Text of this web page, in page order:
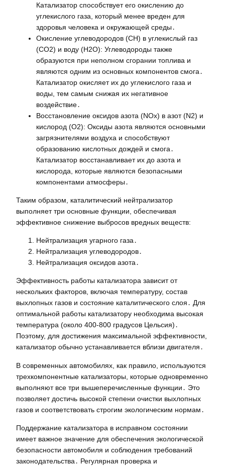
Катализатор способствует его окислению до
углекислого газа, который менее вреден для
здоровья человека и окружающей среды․
Окисление углеводородов (CH) в углекислый газ
(CO2) и воду (H2O): Углеводороды также
образуются при неполном сгорании топлива и
являются одним из основных компонентов смога․
Катализатор окисляет их до углекислого газа и
воды, тем самым снижая их негативное
воздействие․
Восстановление оксидов азота (NOx) в азот (N2) и
кислород (O2): Оксиды азота являются основными
загрязнителями воздуха и способствуют
образованию кислотных дождей и смога․
Катализатор восстанавливает их до азота и
кислорода, которые являются безопасными
компонентами атмосферы․
Таким образом, каталитический нейтрализатор
выполняет три основные функции, обеспечивая
эффективное снижение выбросов вредных веществ:
Нейтрализация угарного газа․
Нейтрализация углеводородов․
Нейтрализация оксидов азота․
Эффективность работы катализатора зависит от
нескольких факторов, включая температуру, состав
выхлопных газов и состояние каталитического слоя․ Для
оптимальной работы катализатору необходима высокая
температура (около 400-800 градусов Цельсия)․
Поэтому, для достижения максимальной эффективности,
катализатор обычно устанавливается вблизи двигателя․
В современных автомобилях, как правило, используются
трехкомпонентные катализаторы, которые одновременно
выполняют все три вышеперечисленные функции․ Это
позволяет достичь высокой степени очистки выхлопных
газов и соответствовать строгим экологическим нормам․
Поддержание катализатора в исправном состоянии
имеет важное значение для обеспечения экологической
безопасности автомобиля и соблюдения требований
законодательства․ Регулярная проверка и